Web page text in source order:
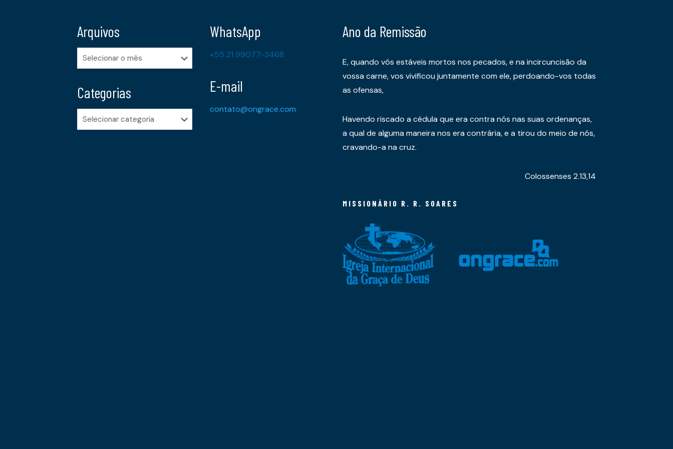
Arquivos
Arquivos
Categorias
Categorias
WhatsApp
+55 21 99077-3468
E-mail
contato@ongrace.com
Ano da Remissão
E, quando vós estáveis mortos nos pecados, e na incircuncisão da
vossa carne, vos vivificou juntamente com ele, perdoando-vos todas
as ofensas,
Havendo riscado a cédula que era contra nós nas suas ordenanças,
a qual de alguma maneira nos era contrária, e a tirou do meio de nós,
cravando-a na cruz.
Colossenses 2.13,14
MISSIONÁRIO R. R. SOARES